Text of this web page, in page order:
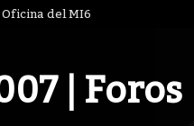
Oficina del MI6
| Foros